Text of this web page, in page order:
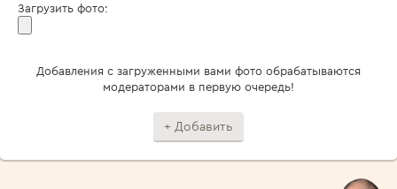
Загрузить фото:
Добавления с загруженными вами фото обрабатываются
модераторами в первую очередь!